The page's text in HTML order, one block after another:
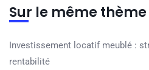
Sur le même thème
Investissement locatif meublé :
rentabilité